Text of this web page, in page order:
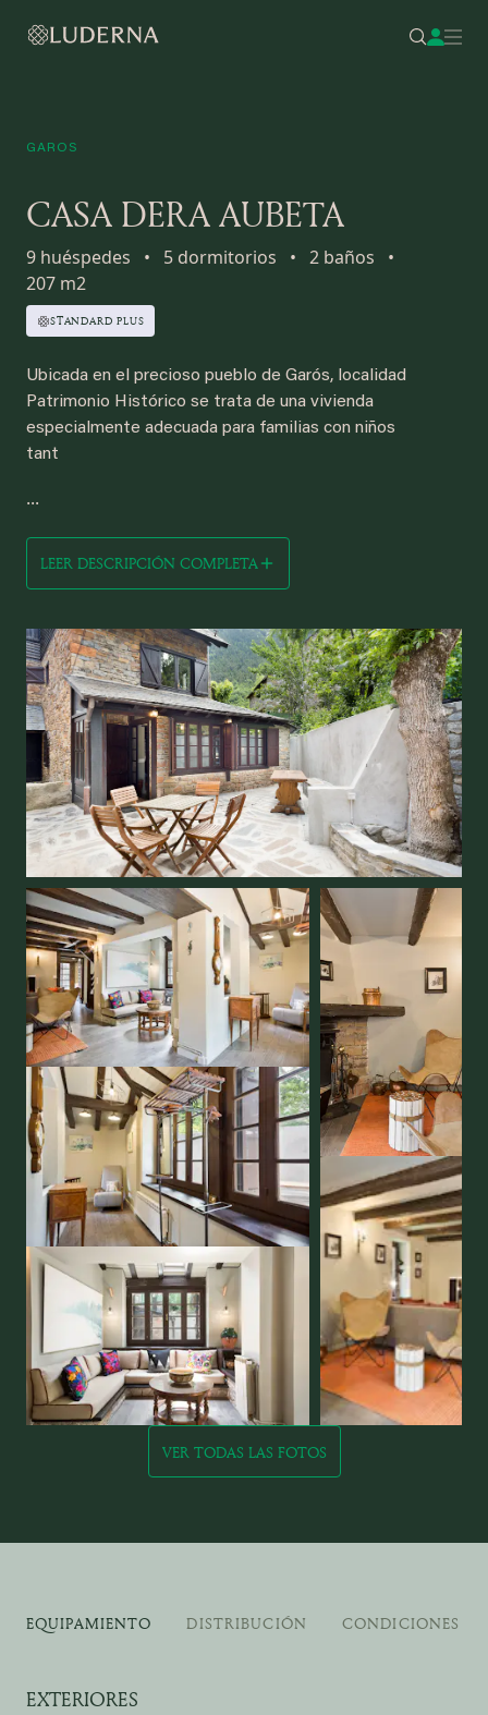
GAROS
CASA DERA AUBETA
9 huéspedes • 5 dormitorios • 2 baños
•
207 m2
STANDARD PLUS
Ubicada en el precioso pueblo de Garós, localidad
Patrimonio Histórico se trata de una vivienda
especialmente adecuada para familias con niños
tant
...
LEER DESCRIPCIÓN COMPLETA
VER TODAS LAS FOTOS
EQUIPAMIENTO DISTRIBUCIÓN CONDICIONES DE
EXTERIORES